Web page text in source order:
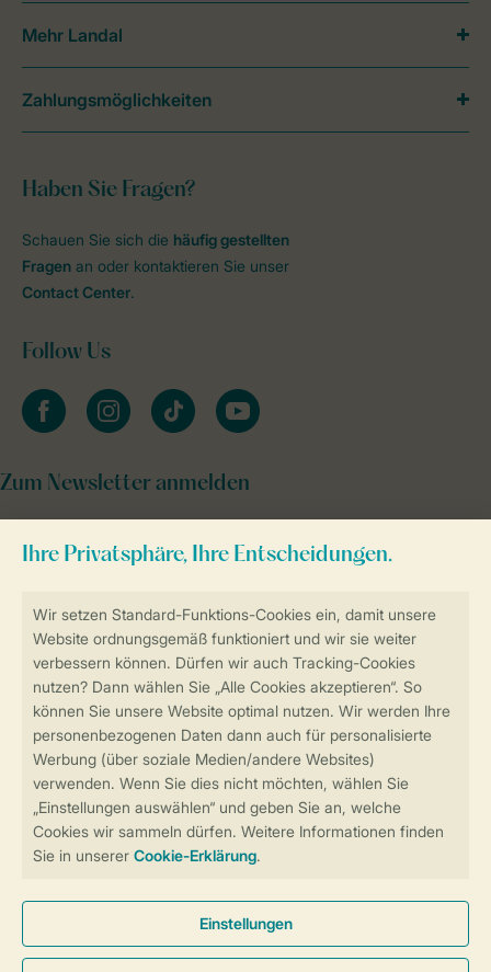
Sicherstellung Deiner Privatsphäre
Sicher und schnell zur Online-Buchung
Sichere Datenübertragung
Sicheres Bezahlen
Haben Sie Fragen?
Schauen Sie sich die häufig gestellten
Fragen an oder kontaktieren Sie unser
Contact Center.
Follow Us
facebookinstagramtiktok youtube
Zum Newsletter anmelden
Mehr Landal
Zahlungsmöglichkeiten